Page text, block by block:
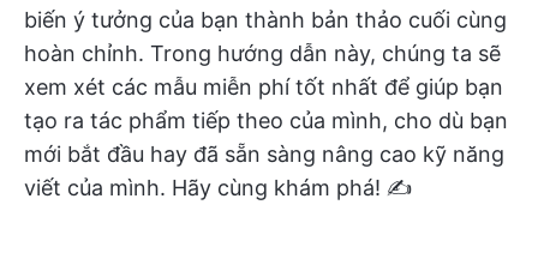
biến ý tưởng của bạn thành bản thảo cuối cùng
hoàn chỉnh. Trong hướng dẫn này, chúng ta sẽ
xem xét các mẫu miễn phí tốt nhất để giúp bạn
tạo ra tác phẩm tiếp theo của mình, cho dù bạn
mới bắt đầu hay đã sẵn sàng nâng cao kỹ năng
viết của mình. Hãy cùng khám phá! ✍️